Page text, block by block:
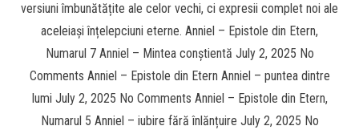
versiuni îmbunătățite ale celor vechi, ci expresii complet noi ale
aceleiași înțelepciuni eterne. Anniel – Epistole din Etern,
Numarul 7 Anniel – Mintea conștientă July 2, 2025 No
Comments Anniel – Epistole din Etern Anniel – puntea dintre
lumi July 2, 2025 No Comments Anniel – Epistole din Etern,
Numarul 5 Anniel – iubire fără înlănțuire July 2, 2025 No